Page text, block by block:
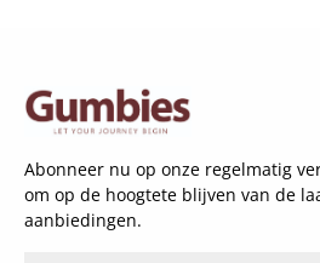
Abonneer nu op onze regelmatig
om op de hoogtete blijven van de
aanbiedingen.